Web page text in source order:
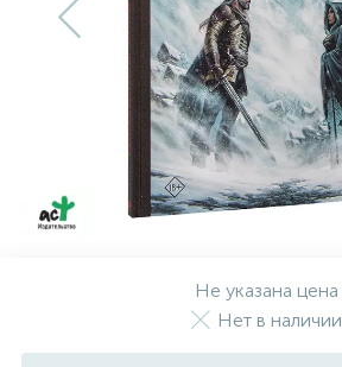
Не указана цена
Нет в наличии